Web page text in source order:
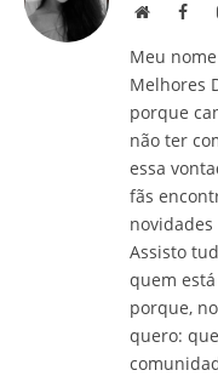
Site
Meu
Melhores
porque
não ter
essa
fãs
novidades
Assisto
quem
porque,
quero: